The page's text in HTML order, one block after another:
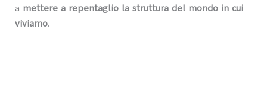
a mettere a repentaglio la struttura del mondo in cui
viviamo.